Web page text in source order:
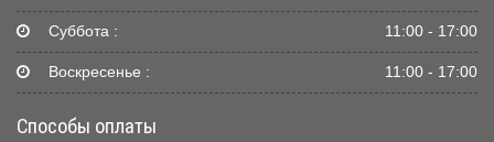
Суббота : 11:00 - 17:00
Воскресенье : 11:00 - 17:00
Способы оплаты